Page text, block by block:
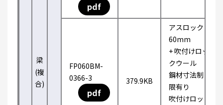
梁
(複
合)
pdf
FP060BM-
0366-3
pdf
379.9KB
アスロック
60mm
+ 吹付けロッ
クウール
鋼材寸法制
限有り
吹付けロッ